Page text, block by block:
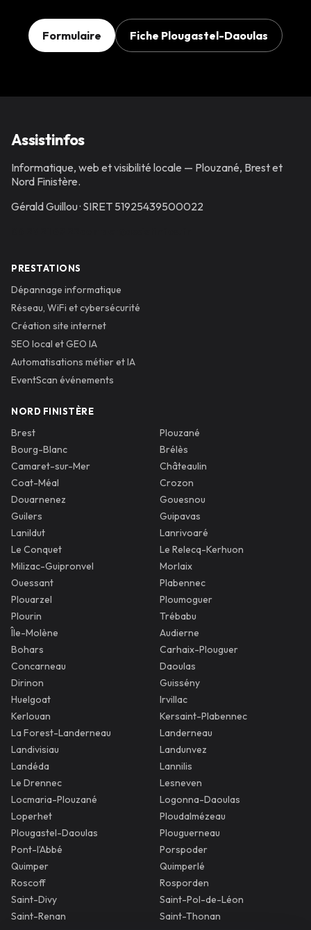
Formulaire Fiche Plougastel-Daoulas
Assistinfos
Informatique, web et visibilité locale — Plouzané, Brest et
Nord Finistère.
Gérald Guillou· SIRET 51925439500022
PRESTATIONS
Dépannage informatique
Réseau, WiFi et cybersécurité
Création site internet
SEO local et GEO IA
Automatisations métier et IA
EventScan événements
NORD FINISTÈRE
Brest
Plouzané
Bourg-Blanc
Brélès
Camaret-sur-Mer
Châteaulin
Coat-Méal
Crozon
Douarnenez
Gouesnou
Guilers
Guipavas
Lanildut
Lanrivoaré
Le Conquet
Le Relecq-Kerhuon
Milizac-Guipronvel
Morlaix
Ouessant
Plabennec
Plouarzel
Ploumoguer
Plourin
Trébabu
Île-Molène
Audierne
Bohars
Carhaix-Plouguer
Concarneau
Daoulas
Dirinon
Guissény
Huelgoat
Irvillac
Kerlouan
Kersaint-Plabennec
La Forest-Landerneau
Landerneau
Landivisiau
Landunvez
Landéda
Lannilis
Le Drennec
Lesneven
Locmaria-Plouzané
Logonna-Daoulas
Loperhet
Ploudalmézeau
Plougastel-Daoulas
Plouguerneau
Pont-l’Abbé
Porspoder
Quimper
Quimperlé
Roscoff
Rosporden
Saint-Divy
Saint-Pol-de-Léon
Saint-Renan
Saint-Thonan